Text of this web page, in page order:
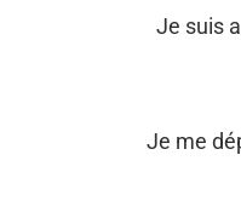
Je suis
Je me